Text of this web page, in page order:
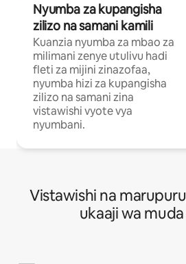
Nyumba za kupangisha
zilizo na samani kamili
Kuanzia nyumba za mbao za
milimani zenye utulivu hadi
fleti za mijini zinazofaa,
nyumba hizi za kupangisha
zilizo na samani zina
vistawishi vyote vya
nyumbani.
Vistawishi na
ukaaji wa